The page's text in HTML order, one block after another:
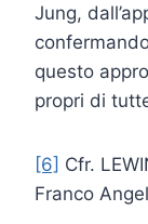
Jung,
questo
propri di
[6] Cfr.
Franco